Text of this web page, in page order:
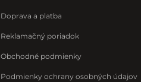
Doprava a platba
Reklamačný poriadok
Obchodné podmienky
Podmienky ochrany osobných údajov